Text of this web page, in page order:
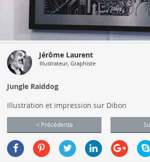
Jérôme Laurent
Illustrateur, Graphiste
Jungle Raiddog
Illustration et impression sur Dibon
< Précédente